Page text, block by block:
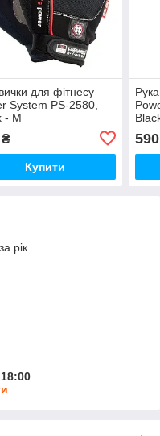
для фітнесу
System PS-2580,
- M
Купити
590
рік